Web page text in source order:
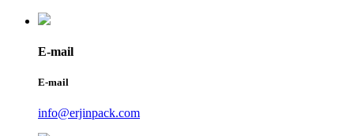
E-mail
E-mail
info@erjinpack.com